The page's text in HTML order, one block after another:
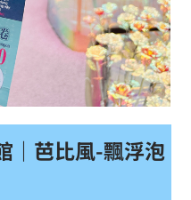
｜芭比風-飄浮泡